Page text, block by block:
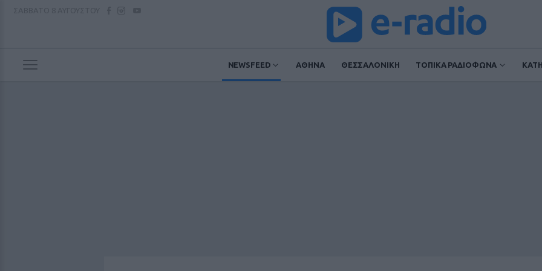
NEWSFEED ΑΘΗΝΑ ΘΕΣΣΑΛΟΝΙΚΗ ΤΟΠΙΚΑ ΡΑΔΙΟΦΩΝΑ